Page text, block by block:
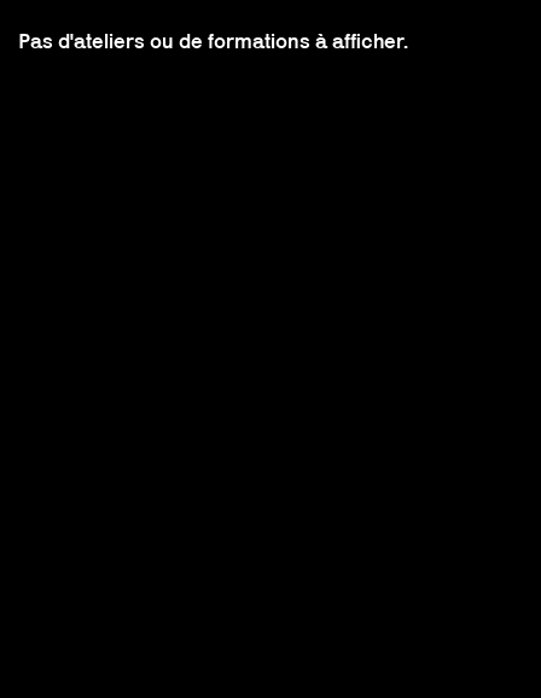
Pas d'ateliers ou de formations à afficher.